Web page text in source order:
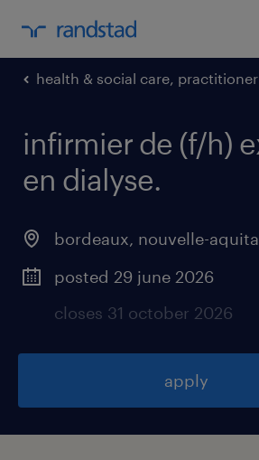
health & social care,
infirmier de (f/h)
en dialyse.
bordeaux, nouvelle-
posted 29 june 2026
closes 31 october 2026
apply